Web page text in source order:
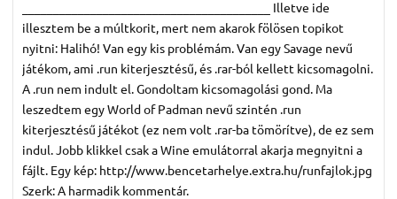
________________________________________ Illetve ide
illesztem be a múltkorit, mert nem akarok fölösen topikot
nyitni: Halihó! Van egy kis problémám. Van egy Savage nevű
játékom, ami .run kiterjesztésű, és .rar-ból kellett kicsomagolni.
A .run nem indult el. Gondoltam kicsomagolási gond. Ma
leszedtem egy World of Padman nevű szintén .run
kiterjesztésű játékot (ez nem volt .rar-ba tömörítve), de ez sem
indul. Jobb klikkel csak a Wine emulátorral akarja megnyitni a
fájlt. Egy kép: http://www.bencetarhelye.extra.hu/runfajlok.jpg
Szerk: A harmadik kommentár.